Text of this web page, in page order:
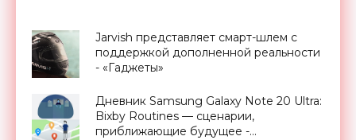
Jarvish представляет смарт-шлем с
поддержкой дополненной реальности
- «Гаджеты»
Дневник Samsung Galaxy Note 20 Ultra:
Bixby Routines — сценарии,
приближающие будущее -